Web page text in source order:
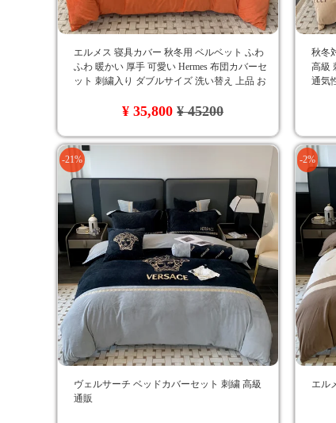
エルメス 寝具カバー 秋冬用 ベルベット ふわ
ふわ 暖かい 厚手 可愛い Hermes 布団カバーセ
ット 刺繍入り ダブルサイズ 洗い替え 上品 お
¥ 35,800¥ 45200
秋冬
高級
通気
-21%
ヴェルサーチ ベッドカバーセット 刺繍 高級
通販
-2%
エル